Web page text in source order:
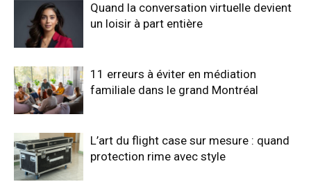
Quand la conversation virtuelle devient
un loisir à part entière
11 erreurs à éviter en médiation
familiale dans le grand Montréal
L’art du flight case sur mesure : quand
protection rime avec style